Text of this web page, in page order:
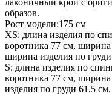
образов.
Рост модели:175 см
XS: длина изделия по
воротника 77 см,
ширина изделия по
S: длина изделия по
воротника 77 см,
изделия по груди 61,5